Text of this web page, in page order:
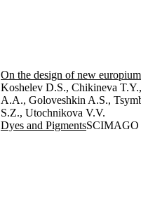
On the design of new
Koshelev D.S., Chikineva
A.A., Goloveshkin A.S.,
S.Z., Utochnikova V.V.
Dyes and PigmentsSCIMAGO